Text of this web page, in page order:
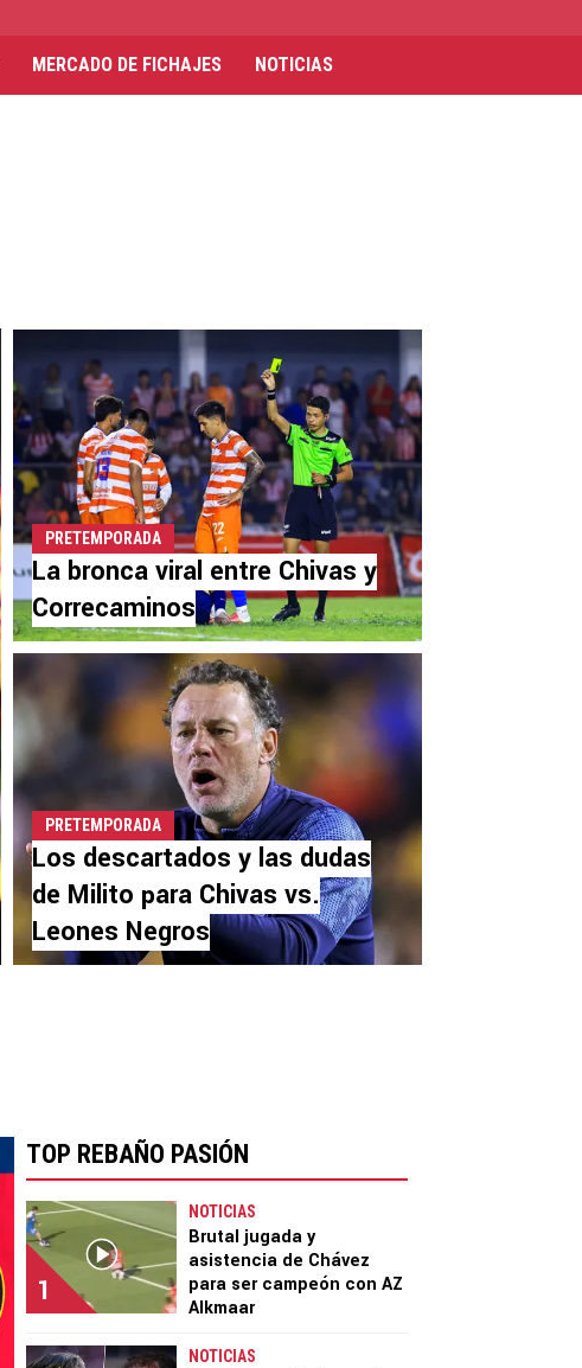
MERCADO DE FICHAJES NOTICIAS
PRETEMPORADA
La bronca viral entre Chivas y
Correcaminos
PRETEMPORADA
Los descartados y las dudas
de Milito para Chivas vs.
Leones Negros
TOP REBAÑO PASIÓN
1
NOTICIAS
Brutal jugada y
asistencia de Chávez
para ser campeón con AZ
Alkmaar
NOTICIAS